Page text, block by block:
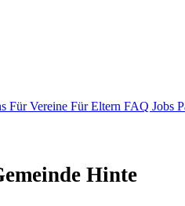
Für Vereine Für Eltern FAQ Jobs
Hinte